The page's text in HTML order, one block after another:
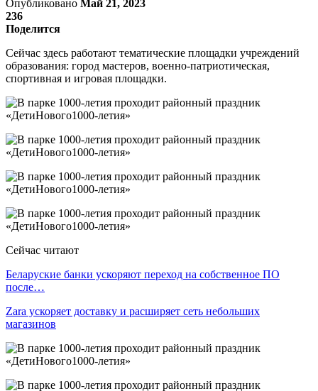
Опубликовано Май 21, 2023
236
Поделится
Сейчас здесь работают тематические площадки учреждений
образования: город мастеров, военно-патриотическая,
спортивная и игровая площадки.
Сейчас читают
Беларуские банки ускоряют переход на собственное ПО
после…
Zara ускоряет доставку и расширяет сеть небольших
магазинов